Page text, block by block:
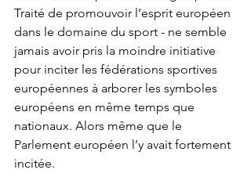
Traité de promouvoir l’esprit européen
dans le domaine du sport - ne semble
jamais avoir pris la moindre initiative
pour inciter les fédérations sportives
européennes à arborer les symboles
européens en même temps que
nationaux. Alors même que le
Parlement européen l’y avait fortement
incitée.